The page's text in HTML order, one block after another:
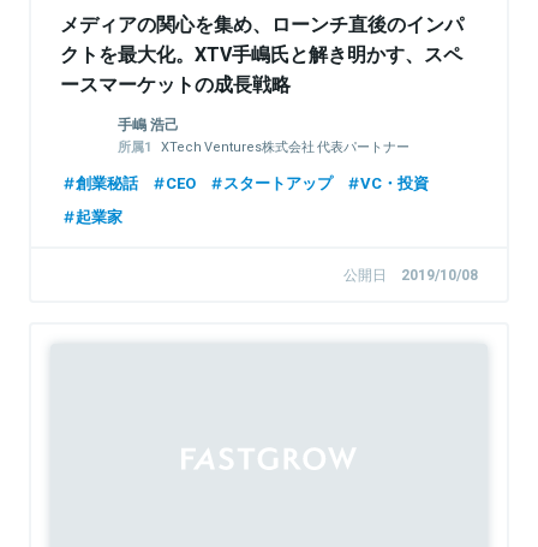
メディアの関心を集め、ローンチ直後のインパ
クトを最大化。XTV手嶋氏と解き明かす、スペ
ースマーケットの成長戦略
手嶋 浩己
XTech Ventures株式会社 代表パートナー
創業秘話 CEO スタートアップ
VC・投資
起業家
公開日 2019/10/08